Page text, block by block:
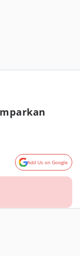
Add Us on Google